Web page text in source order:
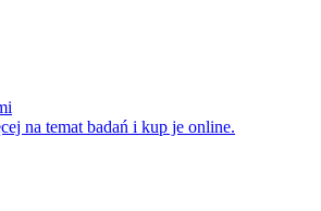
na temat badań i kup je online.